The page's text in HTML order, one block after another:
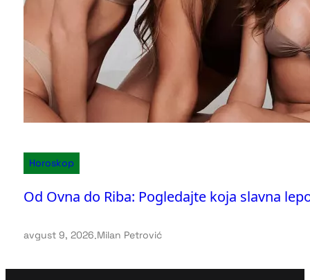
Horoskop
Od Ovna do Riba: Pogledajte koja slavna
avgust 9, 2026.Milan Petrović